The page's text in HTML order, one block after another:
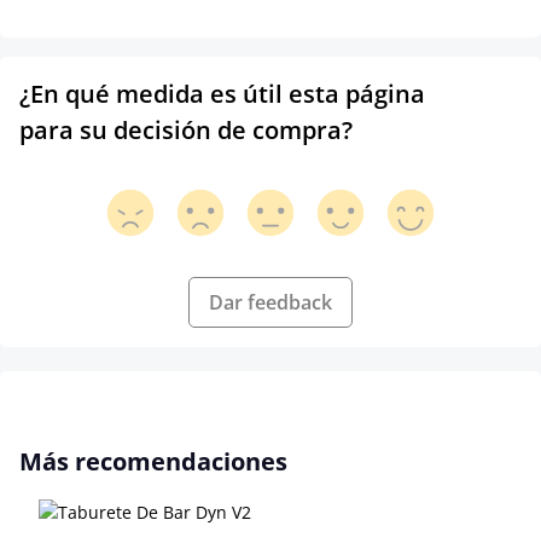
¿En qué medida es útil esta página
para su decisión de compra?
Dar feedback
Omitir la galería de productos
Más recomendaciones